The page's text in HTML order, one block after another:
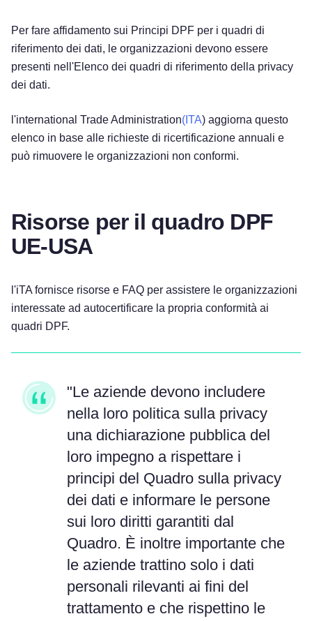
Per fare affidamento sui Principi DPF per i quadri di
riferimento dei dati, le organizzazioni devono essere
presenti nell'Elenco dei quadri di riferimento della privacy
dei dati.
l'international Trade Administration(ITA) aggiorna questo
elenco in base alle richieste di ricertificazione annuali e
può rimuovere le organizzazioni non conformi.
Risorse per il quadro DPF
UE-USA
l'iTA fornisce risorse e FAQ per assistere le organizzazioni
interessate ad autocertificare la propria conformità ai
quadri DPF.
"Le aziende devono includere
nella loro politica sulla privacy
una dichiarazione pubblica del
loro impegno a rispettare i
principi del Quadro sulla privacy
dei dati e informare le persone
sui loro diritti garantiti dal
Quadro. È inoltre importante che
le aziende trattino solo i dati
personali rilevanti ai fini del
trattamento e che rispettino le